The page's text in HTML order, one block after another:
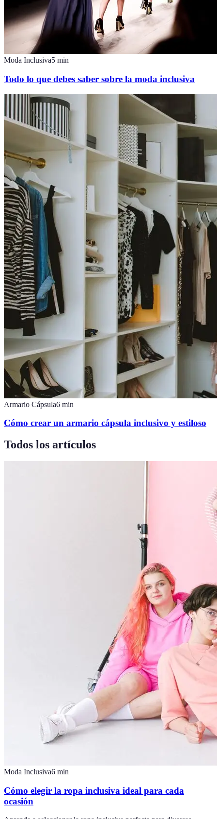
Moda Inclusiva5 min
Todo lo que debes saber sobre la moda inclusiva
Armario Cápsula6 min
Cómo crear un armario cápsula inclusivo y estiloso
Todos los artículos
Moda Inclusiva6 min
Cómo elegir la ropa inclusiva ideal para cada
ocasión